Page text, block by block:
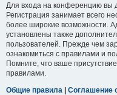
Для входа на конференцию вы
Регистрация занимает всего
более широкие возможности.
установлены также
пользователей. Прежде чем
ознакомиться с правилами и
Помните, что ваше
правилами.
Общие правила | Соглашение